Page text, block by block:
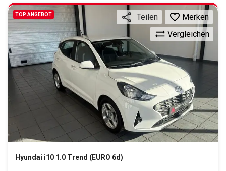
TOP ANGEBOT
Hyundai i10 1.0 Trend (EURO 6d)
Vergleichen
Teilen Merken